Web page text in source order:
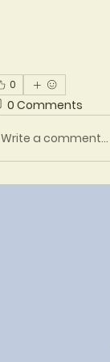
0
0 Comments
Write a comment...